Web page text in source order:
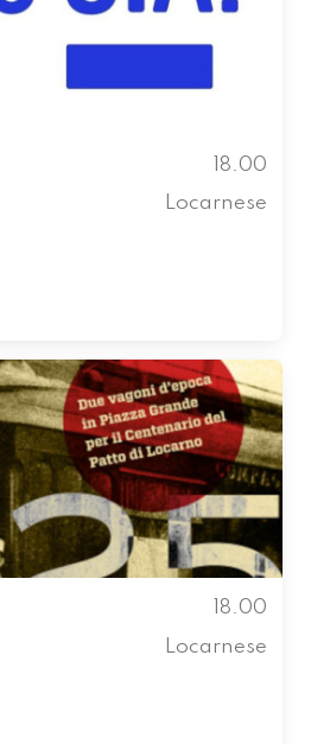
18.00
Locarnese
18.00
Locarnese